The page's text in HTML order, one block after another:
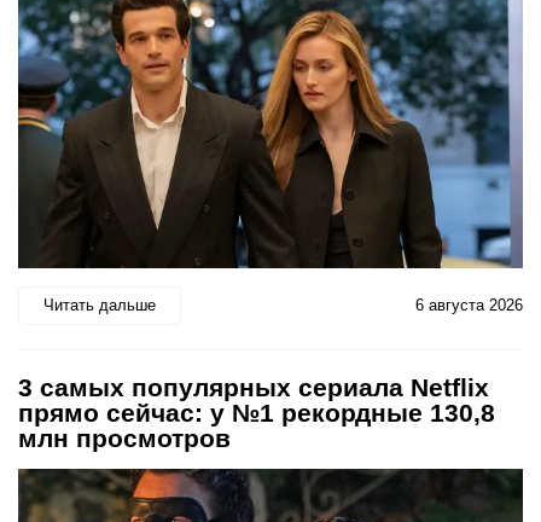
Читать дальше 6 августа 2026
3 самых популярных сериала Netflix
прямо сейчас: у №1 рекордные 130,8
млн просмотров